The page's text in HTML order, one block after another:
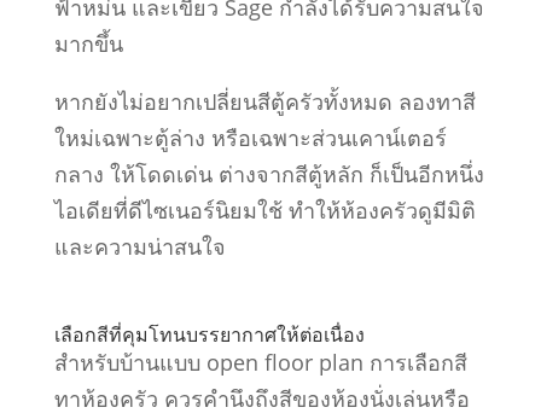
ฟ้าหม่น และเขียว Sage กำลังได้รับความสนใจ
มากขึ้น
หากยังไม่อยากเปลี่ยนสีตู้ครัวทั้งหมด ลองทาสี
ใหม่เฉพาะตู้ล่าง หรือเฉพาะส่วนเคาน์เตอร์
กลาง ให้โดดเด่น ต่างจากสีตู้หลัก ก็เป็นอีกหนึ่ง
ไอเดียที่ดีไซเนอร์นิยมใช้ ทำให้ห้องครัวดูมีมิติ
และความน่าสนใจ
เลือกสีที่คุมโทนบรรยากาศให้ต่อเนื่อง
สำหรับบ้านแบบ open floor plan การเลือกสี
ทาห้องครัว ควรคำนึงถึงสีของห้องนั่งเล่นหรือ